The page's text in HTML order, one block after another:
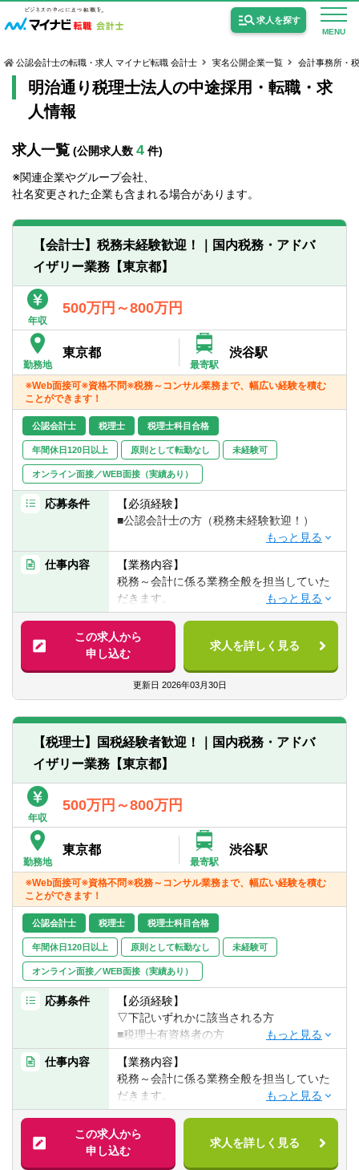
MENU
求人を探す
USCPA（米国公認会計士）の求人
女性会計士の転職
個別転職相談会・セミナー
転職お役立ち情報
非公開求人とは？
サービス紹介
公認会計士の転職・求人 マイナビ転職 会計士 実名公開企業一覧 会計事務所・
明治通り税理士法人の中途採用・転職・求
人情報
求人一覧 (公開求人数 4 件)
※関連企業やグループ会社、
社名変更された企業も含まれる場合があります。
【会計士】税務未経験歓迎！｜国内税務・アドバ
イザリー業務【東京都】
年収
500万円～800万円
勤務地
東京都
最寄駅
渋谷駅
※Web面接可※資格不問※税務～コンサル業務まで、幅広い経験を積む
ことができます！
公認会計士 税理士 税理士科目合格
年間休日120日以上 原則として転勤なし 未経験可
オンライン面接／WEB面接（実績あり）
応募条件
【必須経験】
■公認会計士の方（税務未経験歓迎！）
経験が浅い方は経験豊富な代表や税理士の
方に直接業務を教えていただける環境があ
ります。
仕事内容
【業務内容】
税務～会計に係る業務全般を担当していた
だきます。
■税務申告業務
■IPO支援業務
■融資支援業務他
■マネジメント
【会計ソフト】
■freee
※クラウド会計です。
この求人から
申し込む
求人を詳しく見る
更新日 2026年03月30日
【税理士】国税経験者歓迎！｜国内税務・アドバ
イザリー業務【東京都】
年収
500万円～800万円
勤務地
東京都
最寄駅
渋谷駅
※Web面接可※資格不問※税務～コンサル業務まで、幅広い経験を積む
ことができます！
公認会計士 税理士 税理士科目合格
年間休日120日以上 原則として転勤なし 未経験可
オンライン面接／WEB面接（実績あり）
応募条件
【必須経験】
▽下記いずれかに該当される方
■税理士有資格者の方
※国税出身の税理士の方歓迎です。
経験が浅い方は経験豊富な代表や税理士の
方に直接業務を教えていただける環境があ
ります。
仕事内容
【業務内容】
税務～会計に係る業務全般を担当していた
だきます。
■税務申告業務
■IPO支援業務
■融資支援業務他
この求人から
申し込む
求人を詳しく見る